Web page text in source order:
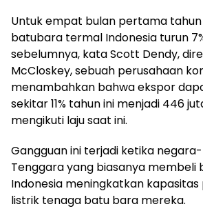
Untuk empat bulan pertama tahun
batubara termal Indonesia turun
sebelumnya, kata Scott Dendy,
McCloskey, sebuah perusahaan
menambahkan bahwa ekspor
sekitar 11% tahun ini menjadi 446
mengikuti laju saat ini.
Gangguan ini terjadi ketika
Tenggara yang biasanya membeli
Indonesia meningkatkan
listrik tenaga batu bara mereka.